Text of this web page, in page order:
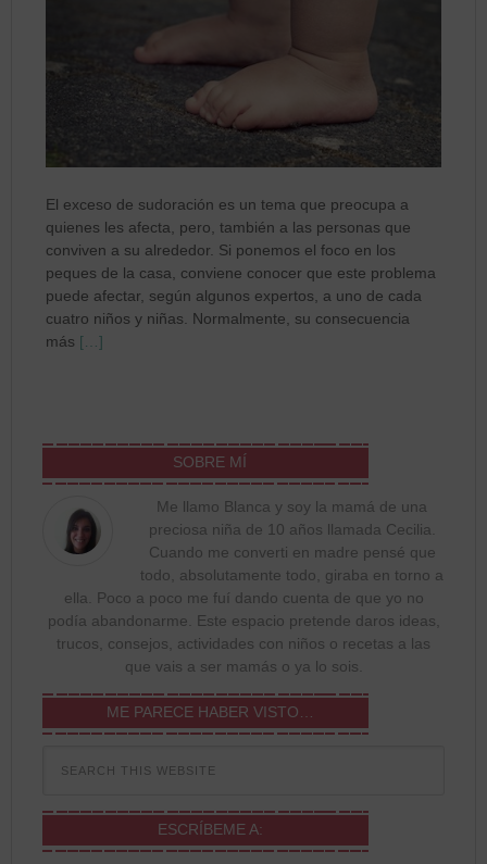
El exceso de sudoración es un tema que preocupa a
quienes les afecta, pero, también a las personas que
conviven a su alrededor. Si ponemos el foco en los
peques de la casa, conviene conocer que este problema
puede afectar, según algunos expertos, a uno de cada
cuatro niños y niñas. Normalmente, su consecuencia
más […]
SOBRE MÍ
Me llamo Blanca y soy la mamá de una
preciosa niña de 10 años llamada Cecilia.
Cuando me converti en madre pensé que
todo, absolutamente todo, giraba en torno a
ella. Poco a poco me fuí dando cuenta de que yo no
podía abandonarme. Este espacio pretende daros ideas,
trucos, consejos, actividades con niños o recetas a las
que vais a ser mamás o ya lo sois.
ME PARECE HABER VISTO…
ESCRÍBEME A: